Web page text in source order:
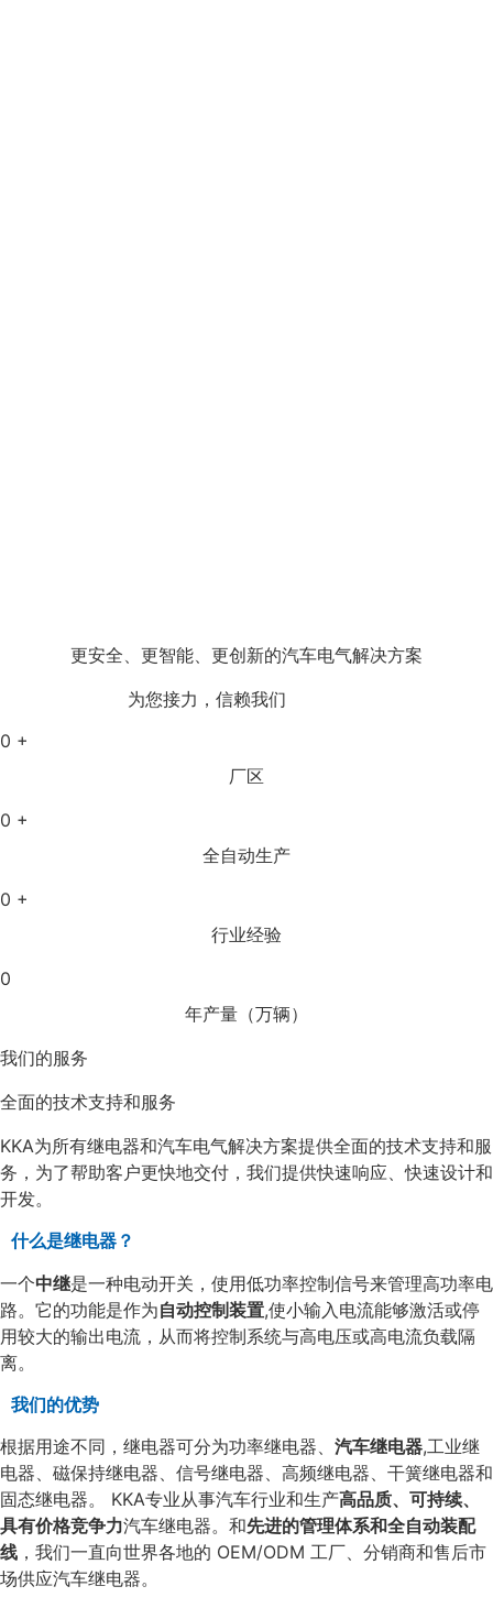
更安全、更智能、更创新的汽车电气解决方案
为您接力，信赖我们
0 +
厂区
0 +
全自动生产
0 +
行业经验
0
年产量（万辆）
我们的服务
全面的技术支持和服务
KKA为所有继电器和汽车电气解决方案提供全面的技术支持和服
务，为了帮助客户更快地交付，我们提供快速响应、快速设计和
开发。
什么是继电器？
一个中继是一种电动开关，使用低功率控制信号来管理高功率电
路。它的功能是作为自动控制装置,使小输入电流能够激活或停
用较大的输出电流，从而将控制系统与高电压或高电流负载隔
离。
我们的优势
根据用途不同，继电器可分为功率继电器、 汽车继电器,工业继
电器、磁保持继电器、信号继电器、高频继电器、干簧继电器和
固态继电器。 KKA专业从事汽车行业和生产高品质、可持续、
具有价格竞争力汽车继电器。和先进的管理体系和全自动装配
线 ，我们一直向世界各地的 OEM/ODM 工厂、分销商和售后市
场供应汽车继电器。